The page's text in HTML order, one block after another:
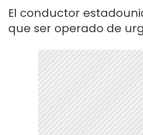
El conductor
que ser operado de